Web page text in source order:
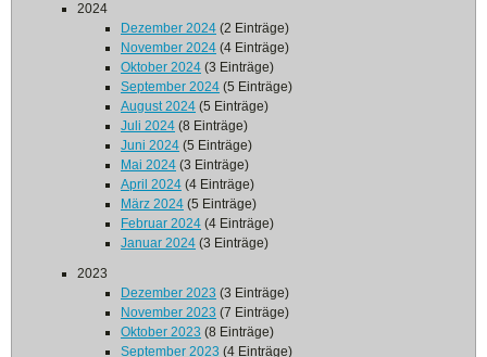
2024
Dezember 2024 (2 Einträge)
November 2024 (4 Einträge)
Oktober 2024 (3 Einträge)
September 2024 (5 Einträge)
August 2024 (5 Einträge)
Juli 2024 (8 Einträge)
Juni 2024 (5 Einträge)
Mai 2024 (3 Einträge)
April 2024 (4 Einträge)
März 2024 (5 Einträge)
Februar 2024 (4 Einträge)
Januar 2024 (3 Einträge)
2023
Dezember 2023 (3 Einträge)
November 2023 (7 Einträge)
Oktober 2023 (8 Einträge)
September 2023 (4 Einträge)